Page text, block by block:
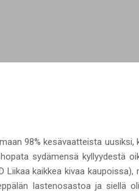
98% kesävaatteista uusiksi,
sydämensä kyllyydestä
Liikaa kaikkea kivaa kaupoissa),
lastenosastoa ja siellä